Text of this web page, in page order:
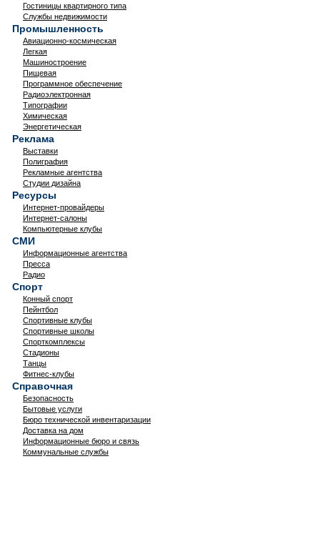
Гостиницы квартирного типа
Службы недвижимости
Промышленность
Авиационно-космическая
Легкая
Машиностроение
Пищевая
Программное обеспечение
Радиоэлектронная
Типографии
Химическая
Энергетическая
Реклама
Выставки
Полиграфия
Рекламные агентства
Студии дизайна
Ресурсы
Интернет-провайдеры
Интернет-салоны
Компьютерные клубы
СМИ
Информационные агентства
Пресса
Радио
Спорт
Конный спорт
Пейнтбол
Спортивные клубы
Спортивные школы
Спорткомплексы
Стадионы
Танцы
Фитнес-клубы
Справочная
Безопасность
Бытовые услуги
Бюро технической инвентаризации
Доставка на дом
Информационные бюро и связь
Коммунальные службы